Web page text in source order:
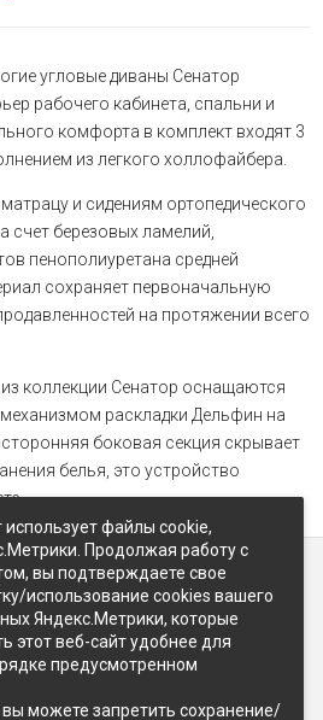
угловые диваны Сенатор
рабочего кабинета, спальни и
комфорта в комплект входят 3
из легкого холлофайбера.
и сидениям ортопедического
счет березовых ламелий,
пенополиуретана средней
сохраняет первоначальную
на протяжении всего
коллекции Сенатор оснащаются
раскладки Дельфин на
боковая секция скрывает
белья, это устройство
ул Восточное-шоссе, д.5
файлы cookie,
Продолжая работу с
вы подтверждаете свое
использование cookies вашего
Яндекс.Метрики, которые
этот веб-сайт удобнее для
предусмотренном
можете запретить сохранение/